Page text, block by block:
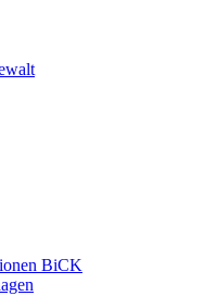
BiCK